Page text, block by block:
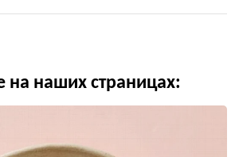
на наших страницах: